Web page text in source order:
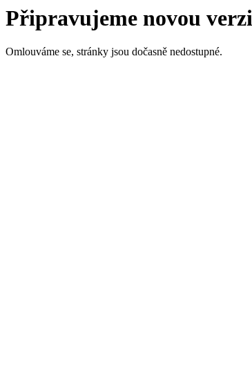
Připravujeme novou verzi
Omlouváme se, stránky jsou dočasně nedostupné.